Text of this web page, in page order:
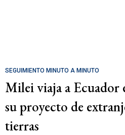
SEGUIMIENTO MINUTO A MINUTO
Milei viaja a Ecuador
su proyecto de
tierras